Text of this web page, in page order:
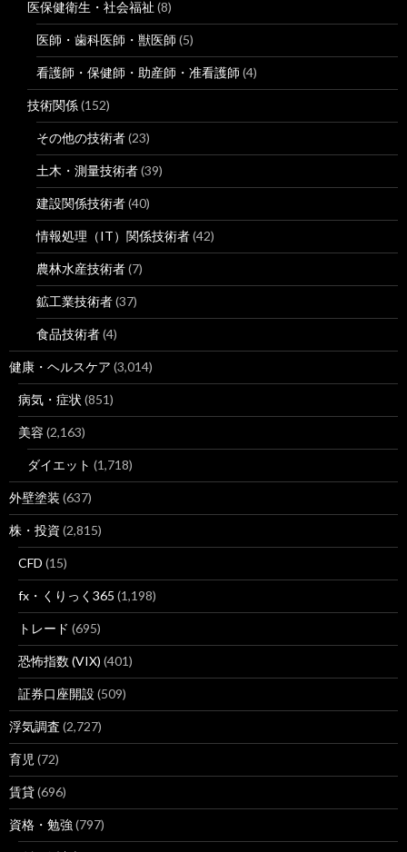
医保健衛生・社会福祉 (8)
医師・歯科医師・獣医師 (5)
看護師・保健師・助産師・准看護師 (4)
技術関係(152)
その他の技術者(23)
土木・測量技術者(39)
建設関係技術者(40)
情報処理（IT）関係技術者(42)
農林水産技術者(7)
鉱工業技術者(37)
食品技術者(4)
健康・ヘルスケア (3,014)
病気・症状 (851)
美容 (2,163)
ダイエット (1,718)
外壁塗装 (637)
株・投資 (2,815)
CFD (15)
fx・くりっく365 (1,198)
トレード (695)
恐怖指数 (VIX) (401)
証券口座開設 (509)
浮気調査 (2,727)
育児 (72)
賃貸(696)
資格・勉強 (797)